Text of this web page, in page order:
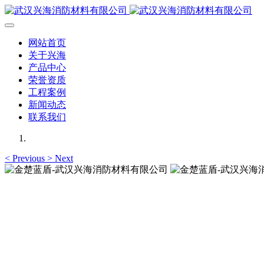
网站首页
关于兴海
产品中心
荣誉资质
工程案例
新闻动态
联系我们
< Previous > Next